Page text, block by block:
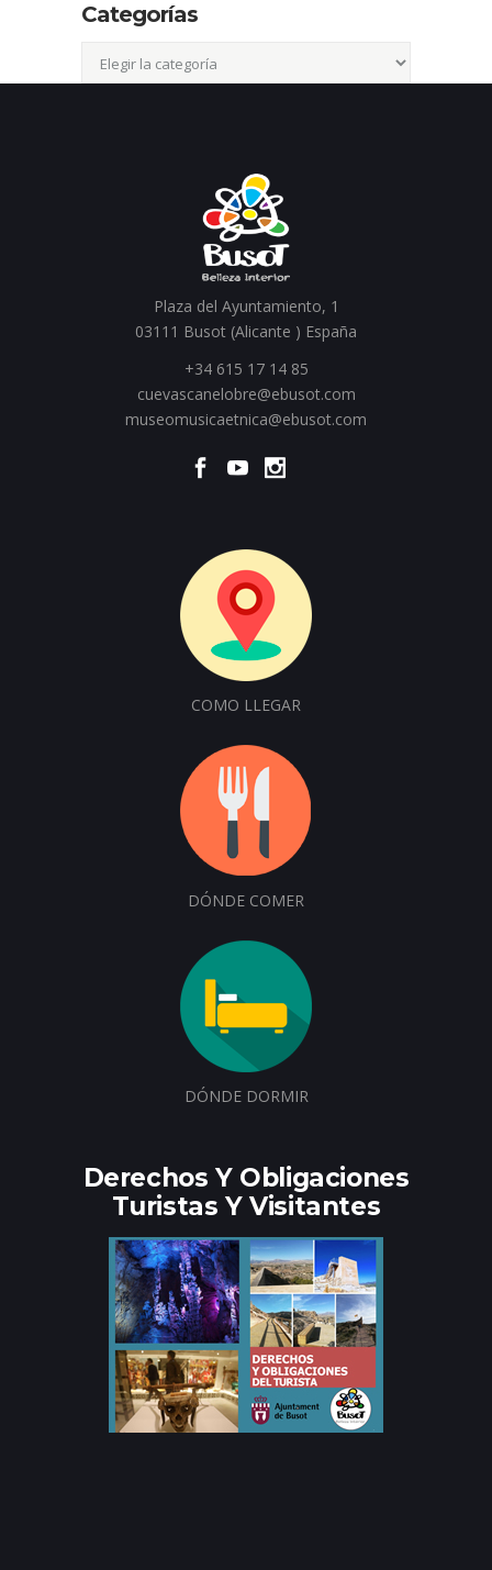
Categorías
Categorías
Plaza del Ayuntamiento, 1
03111 Busot (Alicante ) España
+34 615 17 14 85
cuevascanelobre@ebusot.com
museomusicaetnica@ebusot.com
COMO LLEGAR
DÓNDE COMER
DÓNDE DORMIR
Derechos Y Obligaciones
Turistas Y Visitantes